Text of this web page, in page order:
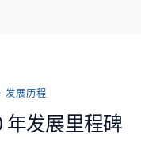
发展历程
年发展里程碑